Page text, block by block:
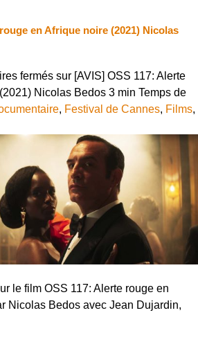
en Afrique noire (2021) Nicolas
fermés sur [AVIS] OSS 117: Alerte
Nicolas Bedos 3 min Temps de
, Festival de Cannes, Films,
le film OSS 117: Alerte rouge en
Nicolas Bedos avec Jean Dujardin,